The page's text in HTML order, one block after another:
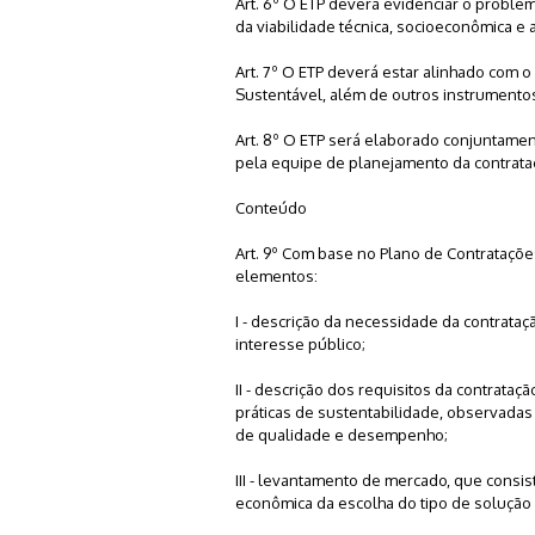
da viabilidade técnica, socioeconômica e
Art. 7º O ETP deverá estar alinhado com
Sustentável, além de outros
Art. 8º O ETP será elaborado
pela equipe de planejamento da
Conteúdo
Art. 9º Com base no Plano de
elementos:
I - descrição da necessidade da
interesse público;
II - descrição dos requisitos da
práticas de sustentabilidade,
de qualidade e desempenho;
III - levantamento de mercado, que
econômica da escolha do tipo de